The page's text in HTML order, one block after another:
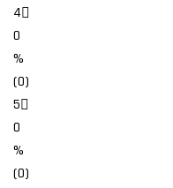
4
0
%
(0)
5
0
%
(0)